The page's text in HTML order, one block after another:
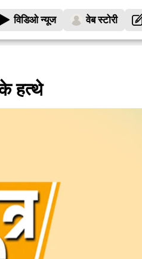
विडिओ न्यूज वेब स्टोरी
हत्थे